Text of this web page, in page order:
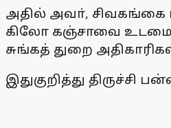
அதில் அவா், சிவகங்கை
கிலோ கஞ்சாவை
சுங்கத் துறை
இதுகுறித்து